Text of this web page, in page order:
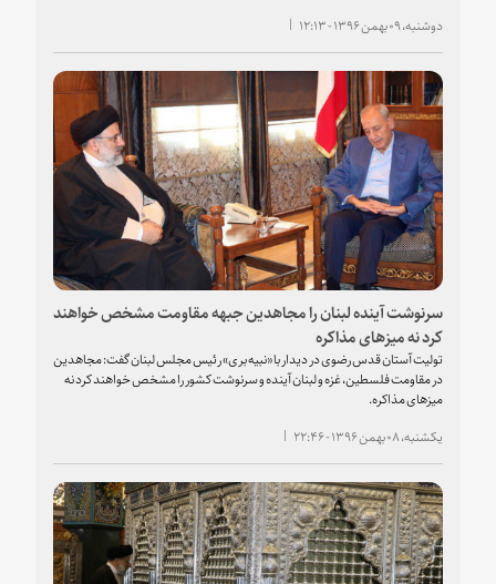
دوشنبه، ۰۹ بهمن ۱۳۹۶ - ۱۲:۱۳
سرنوشت آینده لبنان را مجاهدین جبهه مقاومت مشخص خواهند
کرد نه میزهای مذاکره
تولیت آستان قدس رضوی در دیدار با «نبیه بری» رئیس مجلس لبنان گفت: مجاهدین
در مقاومت فلسطین، غزه و لبنان آینده و سرنوشت کشور را مشخص خواهند کرد نه
میزهای مذاکره.
یکشنبه، ۰۸ بهمن ۱۳۹۶ - ۲۲:۴۶